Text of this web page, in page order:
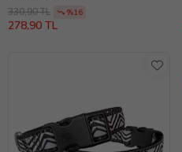
330,90 TL
%16
278,90 TL